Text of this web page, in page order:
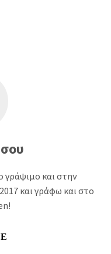
γράψιμο και στην
και γράφω και στο